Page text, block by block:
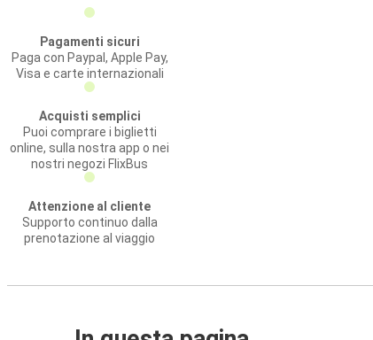
Pagamenti sicuri
Paga con Paypal, Apple Pay,
Visa e carte internazionali
Acquisti semplici
Puoi comprare i biglietti
online, sulla nostra app o nei
nostri negozi FlixBus
Attenzione al cliente
Supporto continuo dalla
prenotazione al viaggio